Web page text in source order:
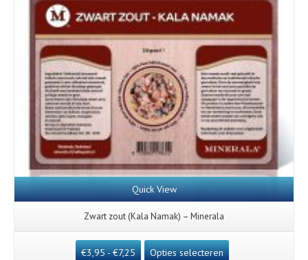
Quick View
Zwart zout (Kala Namak) – Minerala
€3,95- €7,25 Opties selecteren